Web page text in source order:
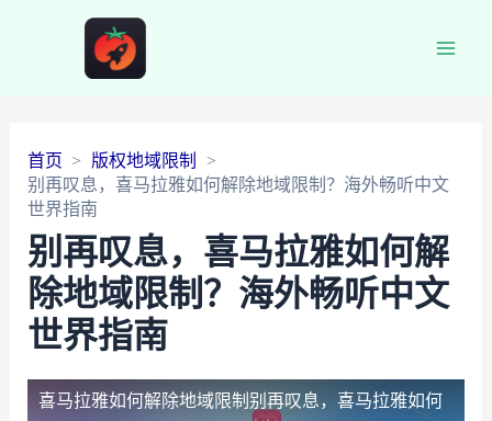
首页
版权地域限制
别再叹息，喜马拉雅如何解除地域限制？海外畅听中文
世界指南
别再叹息，喜马拉雅如何解
除地域限制？海外畅听中文
世界指南
喜马拉雅如何解除地域限制 别再叹息，喜马拉雅如何